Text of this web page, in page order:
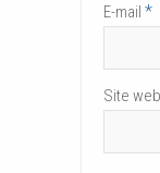
E-mail *
Site web